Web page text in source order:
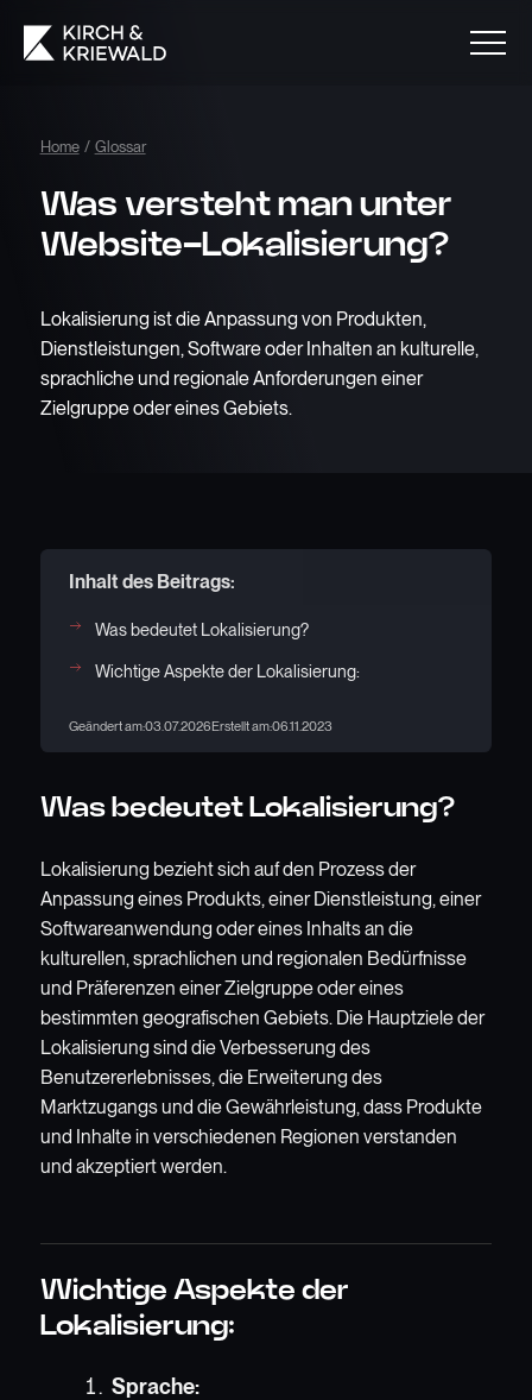
Home / Glossar
Was versteht man unter
Website-Lokalisierung?
Lokalisierung ist die Anpassung von Produkten,
Dienstleistungen, Software oder Inhalten an kulturelle,
sprachliche und regionale Anforderungen einer
Zielgruppe oder eines Gebiets.
Was bedeutet Lokalisierung?
Lokalisierung bezieht sich auf den Prozess der
Anpassung eines Produkts, einer Dienstleistung, einer
Softwareanwendung oder eines Inhalts an die
kulturellen, sprachlichen und regionalen Bedürfnisse
und Präferenzen einer Zielgruppe oder eines
bestimmten geografischen Gebiets. Die Hauptziele der
Lokalisierung sind die Verbesserung des
Benutzererlebnisses, die Erweiterung des
Marktzugangs und die Gewährleistung, dass Produkte
und Inhalte in verschiedenen Regionen verstanden
und akzeptiert werden.
Wichtige Aspekte der
Lokalisierung:
Sprache:
Inhalt des Beitrags:
Was bedeutet Lokalisierung?
Wichtige Aspekte der Lokalisierung:
Geändert am:03.07.2026Erstellt am:06.11.2023